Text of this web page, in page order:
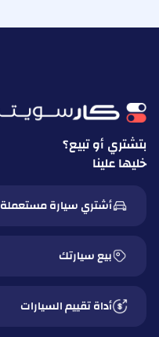
بتشتري أو تبيع؟
خليها علينا
أشتري سيارة مستعملة
بيع سيارتك
أداة تقييم السيارات